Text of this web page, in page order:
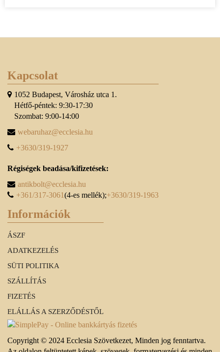
Kapcsolat
1052 Budapest, Városház utca 1.
Hétfő-péntek: 9:30-17:30
Szombat: 9:00-14:00
webaruhaz@ecclesia.hu
+3630/319-1927
Régiségek beadása/kifizetések:
antikbolt@ecclesia.hu
+361/317-3061(4-es mellék);+3630/319-1963
Információk
ÁSZF
ADATKEZELÉS
SÜTI POLITIKA
SZÁLLÍTÁS
FIZETÉS
ELÁLLÁS A SZERZŐDÉSTŐL
Copyright © 2024 Ecclesia Szövetkezet, Minden jog fenntartva.